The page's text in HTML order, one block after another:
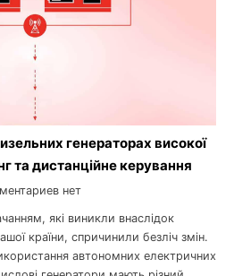
генераторах високої
та дистанційне керування
нет
які виникли внаслідок
країни, спричинили безліч змін.
автономних електричних